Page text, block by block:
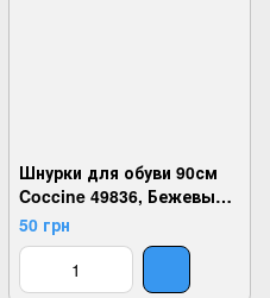
Шнурки для обуви 90см
Coccine 49836, Бежевый,
7, 2999860479201
50 грн